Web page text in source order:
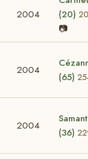
2004
(20)
📷
2004
(65)
2004
(36)